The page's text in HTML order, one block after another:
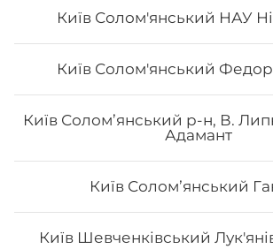
Київ Солом'янський НАУ
Київ Солом'янський
Київ Солом’янський р-н, В.
Адамант
Київ Соломʼянський
Київ Шевченківський
Авторський «Авокадо рол»
Вага: 290 г Склад: Норі, Рис, Сир філа,
креветка, Манго, Авокадо, Кунжут